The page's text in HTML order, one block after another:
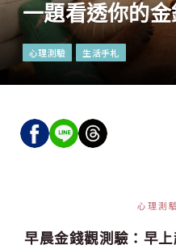
一題看透你的
心理測驗 生活手札
心理測
早晨金錢觀測驗：早